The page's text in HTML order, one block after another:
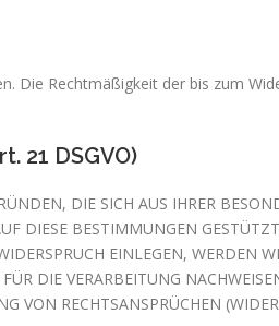
Die Rechtmäßigkeit der bis zum
21 DSGVO)
DIE SICH AUS IHRER
DIESE BESTIMMUNGEN
EINLEGEN, WERDEN
DIE VERARBEITUNG
VON RECHTSANSPRÜCHEN